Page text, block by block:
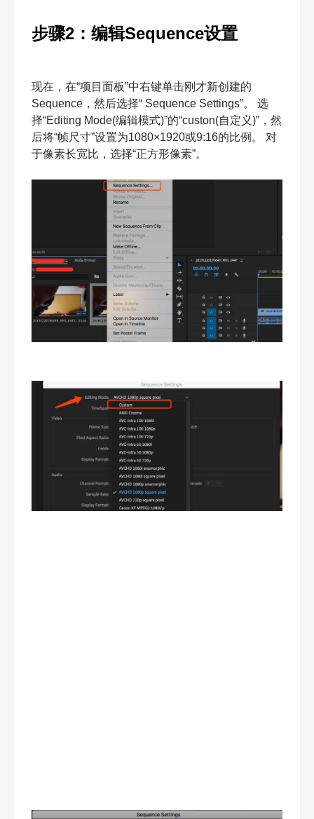
步骤2：编辑Sequence设置
现在，在“项目面板”中右键单击刚才新创建的
Sequence，然后选择“ Sequence Settings”。 选
择“Editing Mode(编辑模式)”的“custon(自定义)”，然
后将“帧尺寸”设置为1080×1920或9:16的比例。 对
于像素长宽比，选择“正方形像素”。